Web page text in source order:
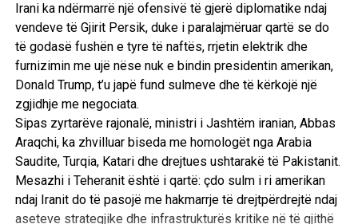
Fatmir Sopi ka dëshmuar për dy ditë me radhë para
Dhomave të Specializuara ku ndër të tjera ka thënë se nuk
ndodhet aty me vullnetin e tij të lirë por që është ftuar nga
Zyra e Prokurorit të Specializuar.
Sopi ka thënë se i ishte bashkuar UÇK-së që prej fillimeve
të saj në vitin 1998 dhe ka kryer detyrën e organizatorit në
rajonin e Gollakut ndërsa sot është kryetari i Organizatës
së Veteranëve të Luftës së UÇK-së në Prishtinë.
Para dëshmisë së Sopit, në procesin gjyqësor ndaj Salih
Mustafës janë dëgjuar dhjetë dëshmitarë të ZPS-së, të
Irani ka ndërmarrë një ofensivë të gjerë diplomatike ndaj
vendeve të Gjirit Persik, duke i paralajmëruar qartë se do
të godasë fushën e tyre të naftës, rrjetin elektrik dhe
furnizimin me ujë nëse nuk e bindin presidentin amerikan,
Donald Trump, t’u japë fund sulmeve dhe të kërkojë një
zgjidhje me negociata.
Sipas zyrtarëve rajonalë, ministri i Jashtëm iranian, Abbas
Araqchi, ka zhvilluar biseda me homologët nga Arabia
Saudite, Turqia, Katari dhe drejtues ushtarakë të Pakistanit.
Mesazhi i Teheranit është i qartë: çdo sulm i ri amerikan
ndaj Iranit do të pasojë me hakmarrje të drejtpërdrejtë ndaj
aseteve strategjike dhe infrastrukturës kritike në të gjithë